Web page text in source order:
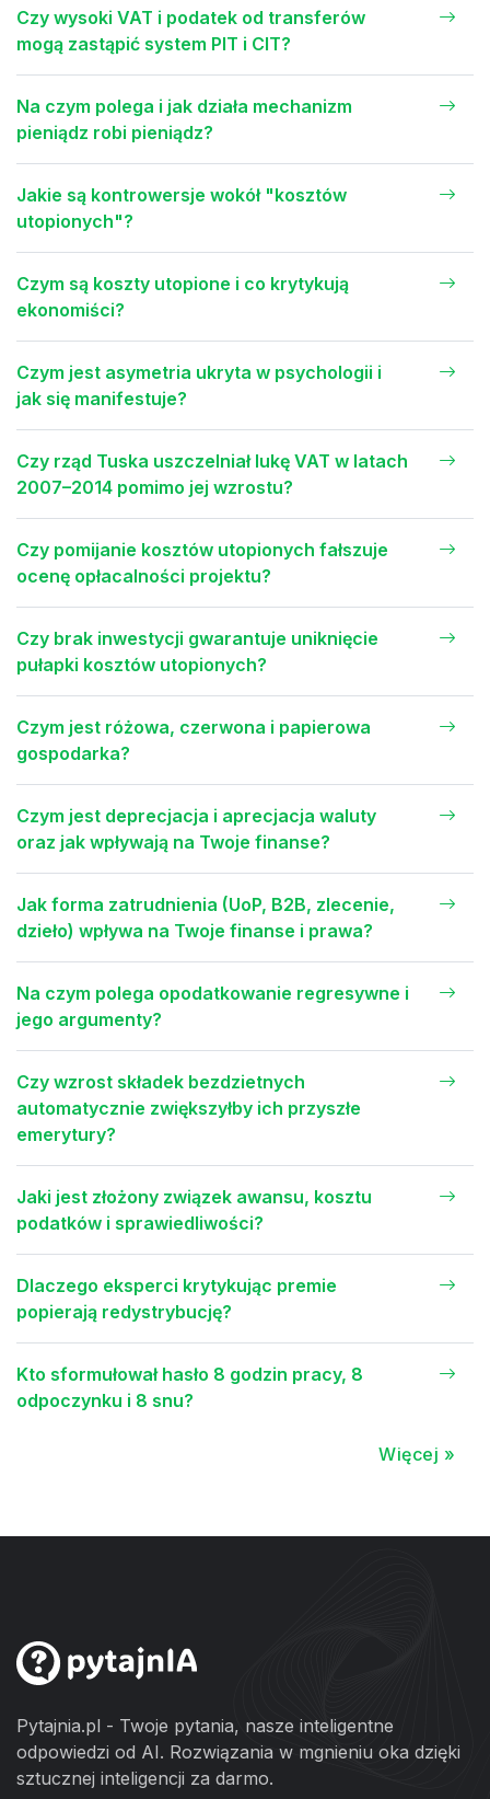
Czy wysoki VAT i podatek od transferów
mogą zastąpić system PIT i CIT?
Na czym polega i jak działa mechanizm
pieniądz robi pieniądz?
Jakie są kontrowersje wokół "kosztów
utopionych"?
Czym są koszty utopione i co krytykują
ekonomiści?
Czym jest asymetria ukryta w psychologii i
jak się manifestuje?
Czy rząd Tuska uszczelniał lukę VAT w latach
2007–2014 pomimo jej wzrostu?
Czy pomijanie kosztów utopionych fałszuje
ocenę opłacalności projektu?
Czy brak inwestycji gwarantuje uniknięcie
pułapki kosztów utopionych?
Czym jest różowa, czerwona i papierowa
gospodarka?
Czym jest deprecjacja i aprecjacja waluty
oraz jak wpływają na Twoje finanse?
Jak forma zatrudnienia (UoP, B2B, zlecenie,
dzieło) wpływa na Twoje finanse i prawa?
Na czym polega opodatkowanie regresywne i
jego argumenty?
Czy wzrost składek bezdzietnych
automatycznie zwiększyłby ich przyszłe
emerytury?
Jaki jest złożony związek awansu, kosztu
podatków i sprawiedliwości?
Dlaczego eksperci krytykując premie
popierają redystrybucję?
Kto sformułował hasło 8 godzin pracy, 8
odpoczynku i 8 snu?
Więcej »
Pytajnia.pl - Twoje pytania, nasze inteligentne
odpowiedzi od AI. Rozwiązania w mgnieniu oka dzięki
sztucznej inteligencji za darmo.